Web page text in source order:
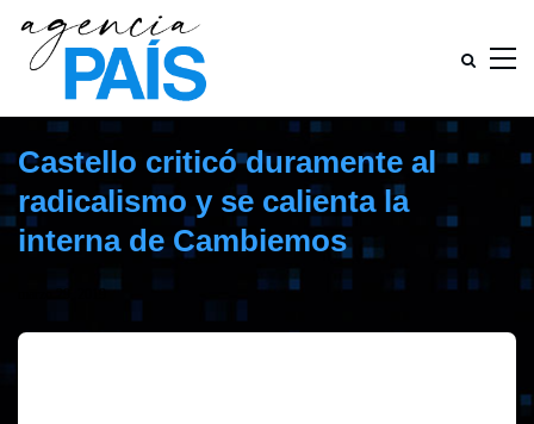
Castello criticó duramente al
radicalismo y se calienta la
interna de Cambiemos